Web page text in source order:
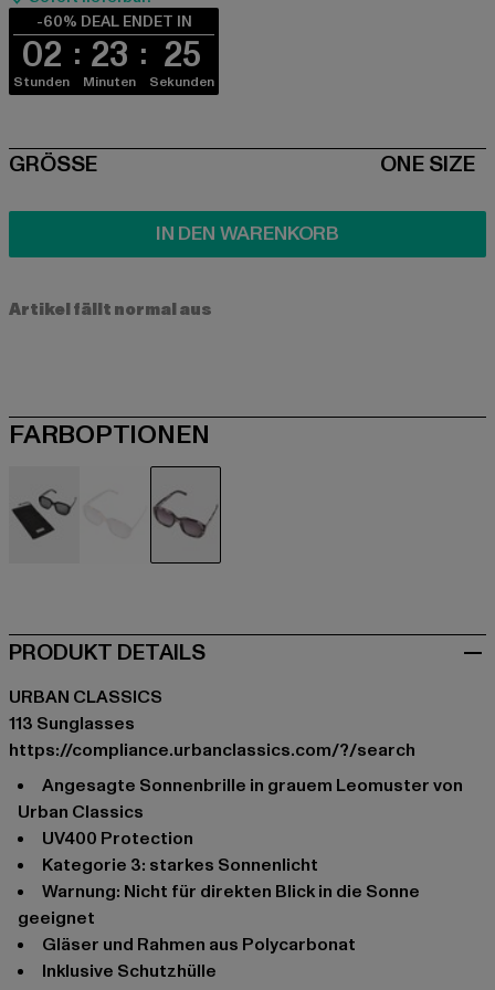
-60% DEAL ENDET IN
02
Stunden
23
Minuten
24
Sekunden
SIZE
GRÖSSE ONE SIZE
IN DEN WARENKORB
Artikel fällt normal aus
FARBOPTIONEN
PRODUKT DETAILS
URBAN CLASSICS
113 Sunglasses
https://compliance.urbanclassics.com/?/search
Angesagte Sonnenbrille in grauem Leomuster von
Urban Classics
UV400 Protection
Kategorie 3: starkes Sonnenlicht
Warnung: Nicht für direkten Blick in die Sonne
geeignet
Gläser und Rahmen aus Polycarbonat
Inklusive Schutzhülle